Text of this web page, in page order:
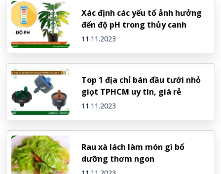
Xác định các yếu tố ảnh hưởng
đến độ pH trong thủy canh
11.11.2023
Top 1 địa chỉ bán đầu tưới nhỏ
giọt TPHCM uy tín, giá rẻ
11.11.2023
Rau xà lách làm món gì bổ
dưỡng thơm ngon